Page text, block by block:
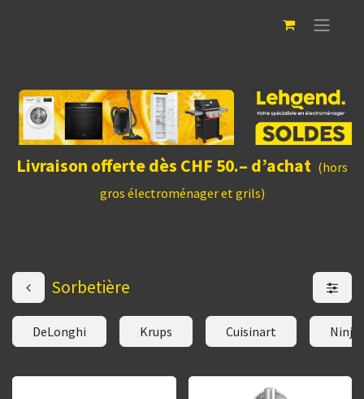
Livraison offerte dès CHF 50.– d’achat (hors
gros électroménager et grils)
Sorbetière
DeLonghi Krups Cuisinart Ninja